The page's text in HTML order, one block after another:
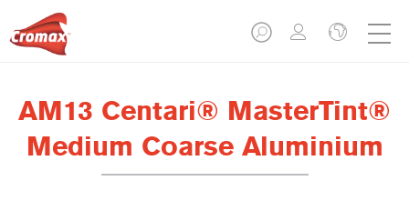
AM13 Centari® MasterTint®
Medium Coarse Aluminium